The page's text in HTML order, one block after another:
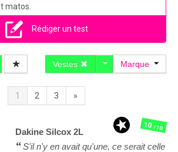
matos.
Rédiger un test
Marque
Vestes
1 2 3 »
Dakine Silcox 2L
S'il n'y en avait qu'une, ce serait celle
10/10